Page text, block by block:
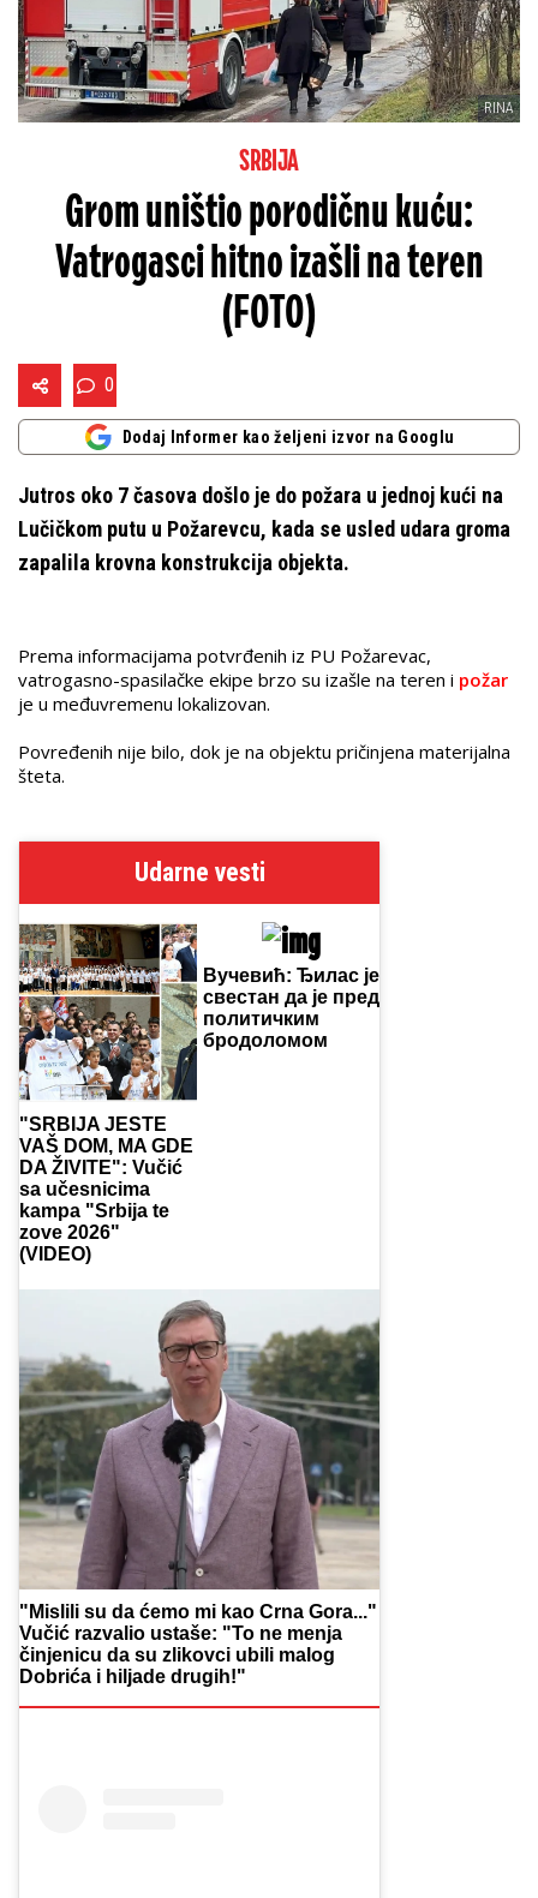
RINA
SRBIJA
Grom uništio porodičnu kuću:
Vatrogasci hitno izašli na teren
(FOTO)
0
Dodaj Informer kao željeni izvor na Googlu
Jutros oko 7 časova došlo je do požara u jednoj kući na
Lučičkom putu u Požarevcu, kada se usled udara groma
zapalila krovna konstrukcija objekta.
Prema informacijama potvrđenih iz PU Požarevac,
vatrogasno-spasilačke ekipe brzo su izašle na teren i požar
je u međuvremenu lokalizovan.
Povređenih nije bilo, dok je na objektu pričinjena materijalna
šteta.
Udarne vesti
"SRBIJA JESTE
VAŠ DOM, MA GDE
DA ŽIVITE": Vučić
sa učesnicima
kampa "Srbija te
zove 2026"
(VIDEO)
Вучевић: Ђилас је
свестан да је пред
политичким
бродоломом
"Mislili su da ćemo mi kao Crna Gora..."
Vučić razvalio ustaše: "To ne menja
činjenicu da su zlikovci ubili malog
Dobrića i hiljade drugih!"